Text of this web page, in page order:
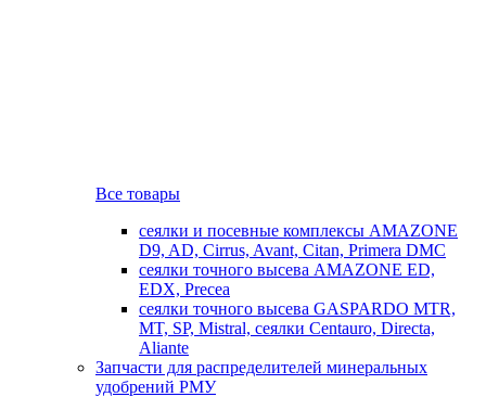
Все товары
сеялки и посевные комплексы AMAZONE
D9, AD, Cirrus, Avant, Citan, Primera DMC
сеялки точного высева AMAZONE ED,
EDX, Precea
сеялки точного высева GASPARDO MTR,
MT, SP, Mistral, сеялки Centauro, Directa,
Aliante
Запчасти для распределителей минеральных
удобрений РМУ